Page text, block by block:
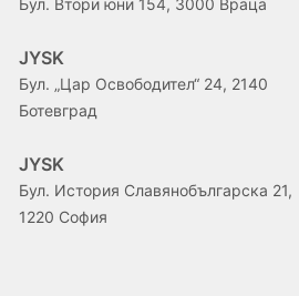
Бул. Втори юни 154, 3000 Враца
JYSK
Бул. „Цар Освободител“ 24, 2140
Ботевград
JYSK
Бул. История Славянобългарска 21,
1220 София